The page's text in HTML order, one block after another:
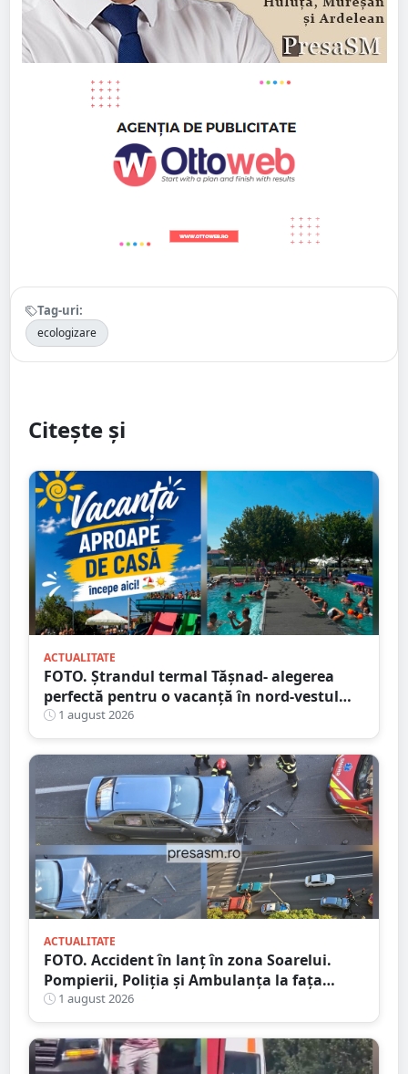
Tag-uri:
ecologizare
Citește și
ACTUALITATE
FOTO. Ștrandul termal Tășnad- alegerea
perfectă pentru o vacanță în nord-vestul
României
1 august 2026
ACTUALITATE
FOTO. Accident în lanț în zona Soarelui.
Pompierii, Poliția și Ambulanța la fața
locului
1 august 2026